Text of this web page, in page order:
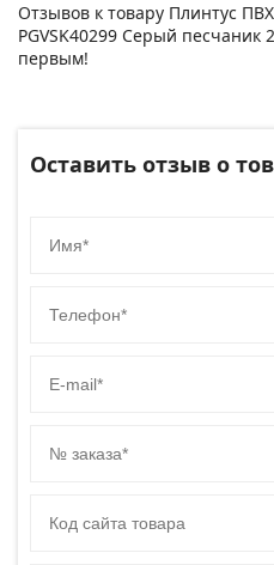
Отзывов к товару Плинтус
PGVSK40299 Серый песчаник
первым!
Оставить отзыв о